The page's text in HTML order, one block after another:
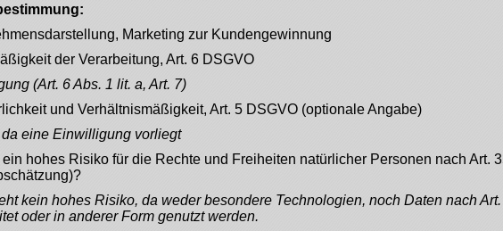
Marketing zur Kundengewinnung
der Verarbeitung, Art. 6 DSGVO
(Art. 6 Abs. 1 lit. a, Art. 7)
und Verhältnismäßigkeit, Art. 5 DSGVO (optionale Angabe)
eine Einwilligung vorliegt
ein hohes Risiko für die Rechte und Freiheiten natürlicher Personen nach Art.
kein hohes Risiko, da weder besondere Technologien, noch Daten nach
oder in anderer Form genutzt werden.